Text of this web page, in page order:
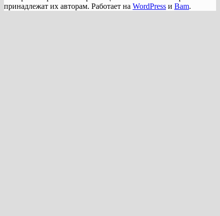
принадлежат их авторам. Работает на WordPress и Bam.